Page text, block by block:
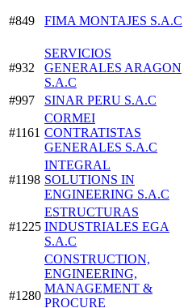
#849 FIMA MONTAJES S.A.C
#932
SERVICIOS
GENERALES ARAGON
S.A.C
#997 SINAR PERU S.A.C
#1161
CORMEI
CONTRATISTAS
GENERALES S.A.C
#1198
INTEGRAL
SOLUTIONS IN
ENGINEERING S.A.C
#1225
ESTRUCTURAS
INDUSTRIALES EGA
S.A.C
#1280
CONSTRUCTION,
ENGINEERING,
MANAGEMENT &
PROCURE